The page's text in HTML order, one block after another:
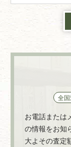
全
お電話または
の情報をお知
大よその査定